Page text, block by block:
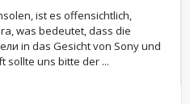
ist es offensichtlich,
was bedeutet, dass die
in das Gesicht von Sony und
sollte uns bitte der ...